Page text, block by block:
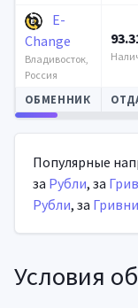
E-
Change
Владивосток,
Россия
ОБМЕННИК
Автообновление
Популярные
за Рубли, за
Рубли, за Гривни
Условия